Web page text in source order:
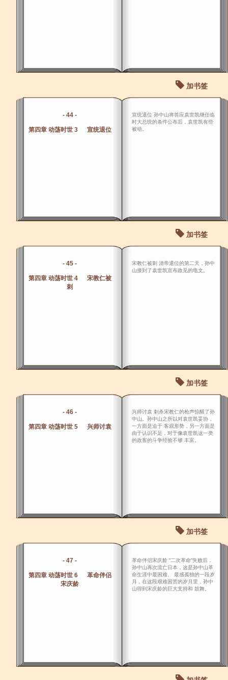
加书签
- 44 -
第四章 动荡时世 3 宣统退位
宣统退位 孙中山将答应袁世凯继任临
时大总统的条件公布后，袁世凯有些
被动。
加书签
- 45 -
第四章 动荡时世 4 宋教仁被
刺
宋教仁被刺 清帝退位的第二天，孙中
山接到了袁世凯宣布政见的电文。
加书签
- 46 -
第四章 动荡时世 5 兴师讨袁
兴师讨袁 刺杀宋教仁的枪声惊醒了孙
中山。孙中山之所以对袁世凯妥协，
一方面是迫于 客观形势，另一方面是
由于认识不足，对于像袁世凯这一类
的政客的斗争经验不够 丰富。
加书签
- 47 -
第四章 动荡时世 6 革命伴侣
宋庆龄
革命伴侣宋庆龄 “二次革命”失败后，
孙中山再次流亡日本，这是孙中山革
命生涯中最困难、 最感孤独的一段岁
月，在这段艰难困苦的岁月里，孙中
山得到宋庆龄的巨大支持和 鼓舞。